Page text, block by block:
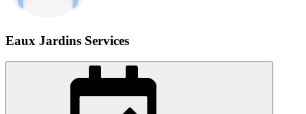
Eaux Jardins Services